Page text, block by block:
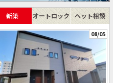
新築 オートロック ペット相談
08/05